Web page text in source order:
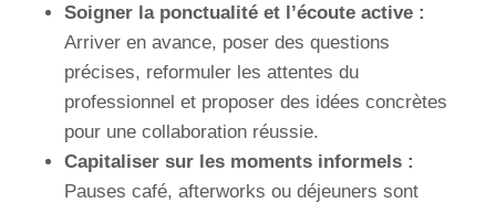
Soigner la ponctualité et l’écoute active :
Arriver en avance, poser des questions
précises, reformuler les attentes du
professionnel et proposer des idées concrètes
pour une collaboration réussie.
Capitaliser sur les moments informels :
Pauses café, afterworks ou déjeuners sont